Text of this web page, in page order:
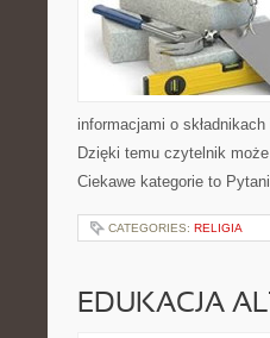
informacjami o
Dzięki temu czytelnik
Ciekawe kategorie to
CATEGORIES: RELIGIA
EDUKACJA